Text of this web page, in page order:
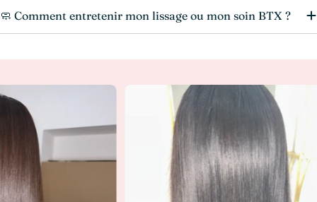
🧼 Comment entretenir mon lissage ou mon soin BTX ?